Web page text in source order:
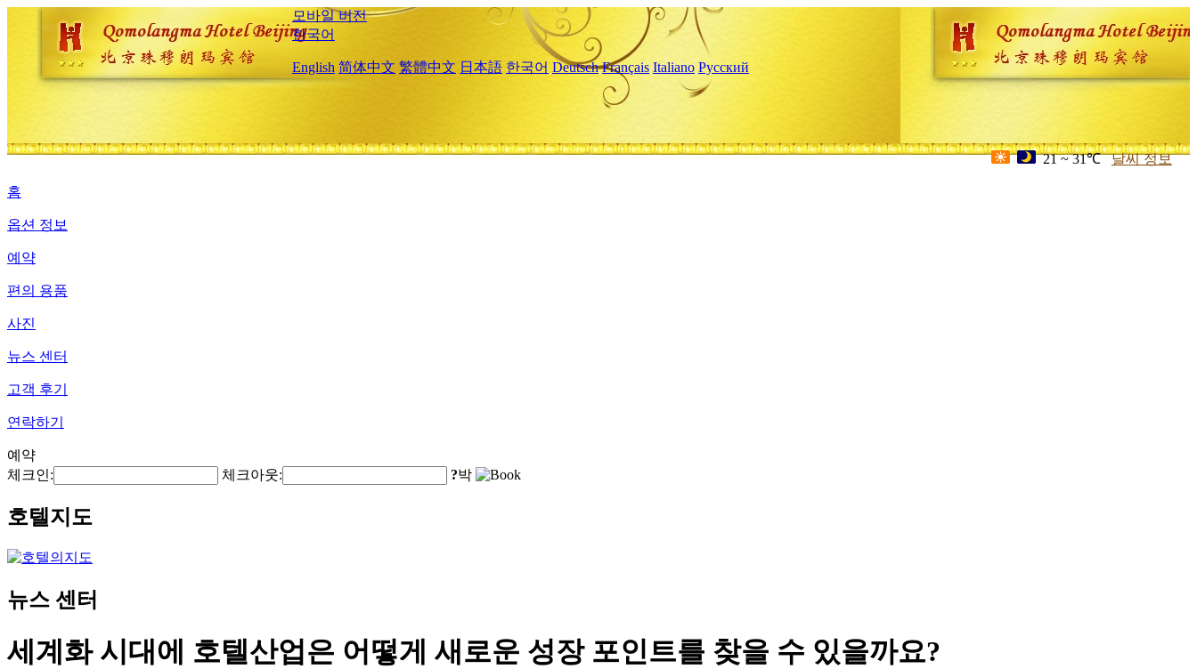
모바일 버전
한국어
English 简体中文 繁體中文 日本語 한국어 Deutsch Français Italiano Русский
21 ~ 31℃ 날씨 정보
홈
옵션 정보
예약
편의 용품
사진
뉴스 센터
고객 후기
연락하기
예약
체크인:
체크아웃: ?박
호텔지도
뉴스 센터
세계화 시대에 호텔산업은 어떻게 새로운 성장 포인트를 찾을 수 있을까요?